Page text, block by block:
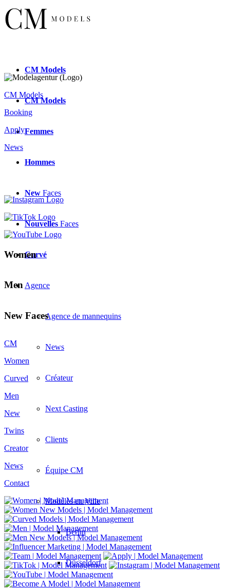
CM Models
CMModels
Femmes
Hommes
New Faces
Nouvelles Faces
Curvé
Agence
Agence de mannequins
News
Créateur
Next Casting
Clients
Équipe CM
Modèles en Ville
Berlin
Düsseldorf
CM Models
Booking
Apply
News
Women
Men
New Faces
CM
Women
Curved
Men
New
Twins
Creator
News
Contact